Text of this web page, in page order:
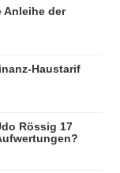
der
Haustarif
Rössig 17